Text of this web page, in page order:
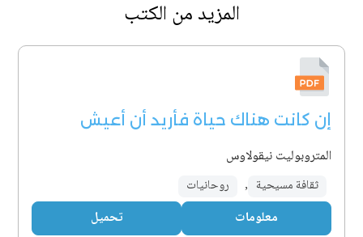
المزيد من الكتب
إن كانت هناك حياة فأريد أن أعيش
المتروبوليت نيقولاوس
ثقافة مسيحية , روحانيات
معلومات تحميل